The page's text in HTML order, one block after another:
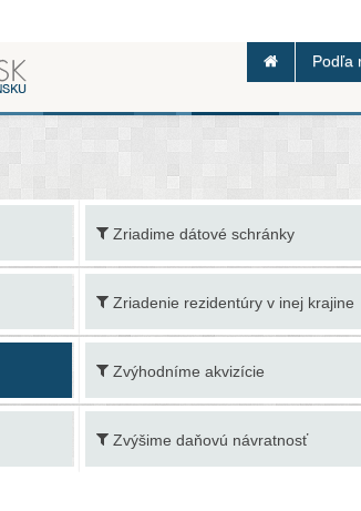
Podľa
Zriadime dátové schránky
Zriadenie rezidentúry v inej krajine
Zvýhodníme akvizície
Zvýšime daňovú návratnosť